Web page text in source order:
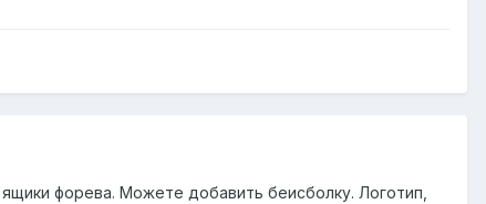
форева. Можете добавить беисболку. Логотип,